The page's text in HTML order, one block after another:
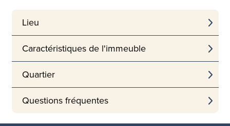
Lieu
Caractéristiques de l'immeuble
Quartier
Questions fréquentes